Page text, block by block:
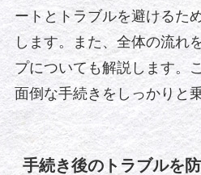
ートとトラブルを避けるた
します。また、全体の流れ
プについても解説します。
面倒な手続きをしっかりと
手続き後のトラブルを